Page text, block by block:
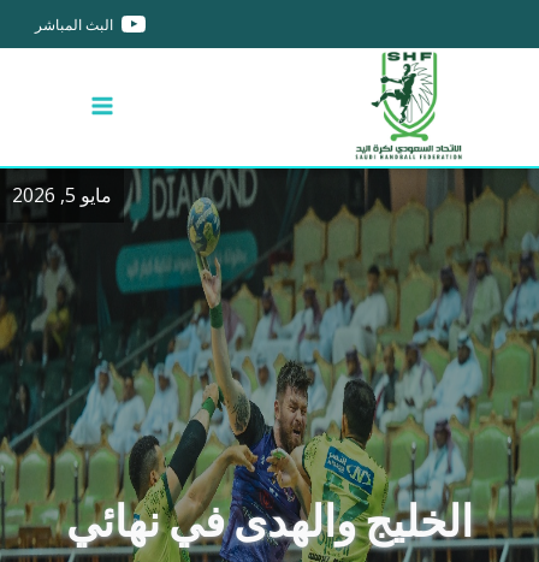
البث المباشر
مايو 5, 2026
الخليج والهدى في نهائي